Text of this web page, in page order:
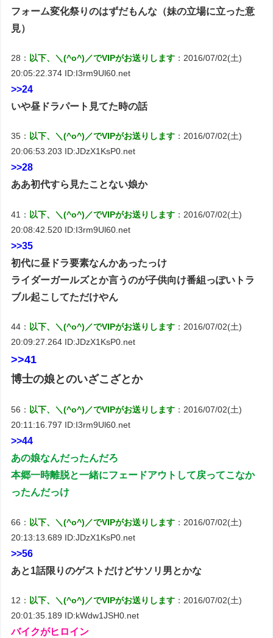
フォーム変化祭りのはずだもんな（妹の立場に立った意
見）
28： 以下、＼(^o^)／でVIPがお送りします ：2016/07/02(土)
20:05:22.374 ID:I3rm9Ul60.net
>>24
いや昼ドラパート見てた時の話
35： 以下、＼(^o^)／でVIPがお送りします ：2016/07/02(土)
20:06:53.203 ID:JDzX1KsP0.net
>>28
ああ初代すら見たことない娘か
41： 以下、＼(^o^)／でVIPがお送りします ：2016/07/02(土)
20:08:42.520 ID:I3rm9Ul60.net
>>35
初代に昼ドラ要素なんかあったっけ
ライダーガールズとか言うのが子供向け番組っぽいトラ
ブル起こしてただけやん
44： 以下、＼(^o^)／でVIPがお送りします ：2016/07/02(土)
20:09:27.264 ID:JDzX1KsP0.net
>>41
博士の娘とのいざこざとか
56： 以下、＼(^o^)／でVIPがお送りします ：2016/07/02(土)
20:11:16.797 ID:I3rm9Ul60.net
>>44
あの娘なんだったんだろ
本郷一時離脱と一緒にフェードアウトして戻ってこなか
ったんだっけ
66： 以下、＼(^o^)／でVIPがお送りします ：2016/07/02(土)
20:13:13.689 ID:JDzX1KsP0.net
>>56
あと1話限りのゲストだけどサソリ男とかな
12： 以下、＼(^o^)／でVIPがお送りします ：2016/07/02(土)
20:01:35.189 ID:kWdw1JSH0.net
バイクがヒロイン